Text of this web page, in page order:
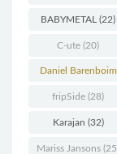
BABYMETAL (22)
C-ute (20)
Daniel Barenboim
(37)
fripSide (28)
Karajan (32)
Mariss Jansons